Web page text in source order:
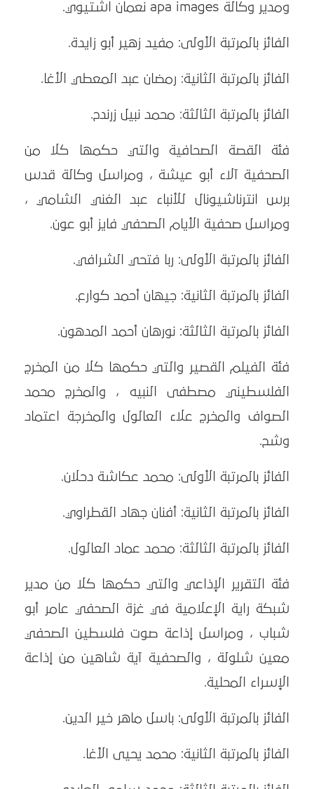
ومدير وكالة apa images نعمان اشتيوي.
الفائز بالمرتبة الأولى: مفيد زهير أبو زايدة.
الفائز بالمرتبة الثانية: رمضان عبد المعطي الأغا.
الفائز بالمرتبة الثالثة: محمد نبيل زرندح.
فئة القصة الصحافية والتي حكمها كلا من
الصحفية آلاء أبو عيشة ، ومراسل وكالة قدس
برس انترناشيونال للأنباء عبد الغني الشامي ،
ومراسل صحفية الأيام الصحفي فايز أبو عون.
الفائز بالمرتبة الأولى: ربا فتحي الشرافي.
الفائز بالمرتبة الثانية: جيهان أحمد كوارع.
الفائز بالمرتبة الثالثة: نورهان أحمد المدهون.
فئة الفيلم القصير والتي حكمها كلا من المخرج
الفلسطيني مصطفى النبيه ، والمخرج محمد
الصواف والمخرج علاء العالول والمخرجة اعتماد
وشح.
الفائز بالمرتبة الأولى: محمد عكاشة دحلان.
الفائز بالمرتبة الثانية: أفنان جهاد القطراوي.
الفائز بالمرتبة الثالثة: محمد عماد العالول.
فئة التقرير الإذاعي والتي حكمها كلا من مدير
شبكة راية الإعلامية في غزة الصحفي عامر أبو
شباب ، ومراسل إذاعة صوت فلسطين الصحفي
معين شلولة ، والصحفية آية شاهين من إذاعة
الإسراء المحلية.
الفائز بالمرتبة الأولى: باسل ماهر خير الدين.
الفائز بالمرتبة الثانية: محمد يحيى الأغا.